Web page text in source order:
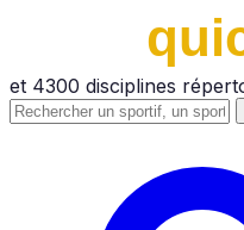
et 4300 disciplines